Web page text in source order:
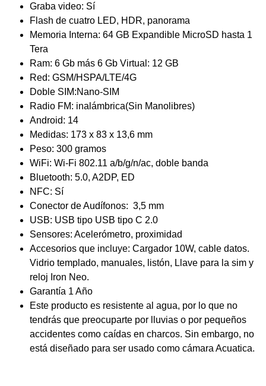
Graba video: Sí
Flash de cuatro LED, HDR, panorama
Memoria Interna: 64 GB Expandible MicroSD hasta 1
Tera
Ram: 6 Gb más 6 Gb Virtual: 12 GB
Red: GSM/HSPA/LTE/4G
Doble SIM:Nano-SIM
Radio FM: inalámbrica(Sin Manolibres)
Android: 14
Medidas: 173 x 83 x 13,6 mm
Peso: 300 gramos
WiFi: Wi-Fi 802.11 a/b/g/n/ac, doble banda
Bluetooth: 5.0, A2DP, ED
NFC: Sí
Conector de Audífonos: 3,5 mm
USB: USB tipo USB tipo C 2.0
Sensores: Acelerómetro, proximidad
Accesorios que incluye: Cargador 10W, cable datos.
Vidrio templado, manuales, listón, Llave para la sim y
reloj Iron Neo.
Garantía 1 Año
Este producto es resistente al agua, por lo que no
tendrás que preocuparte por lluvias o por pequeños
accidentes como caídas en charcos. Sin embargo, no
está diseñado para ser usado como cámara Acuatica.